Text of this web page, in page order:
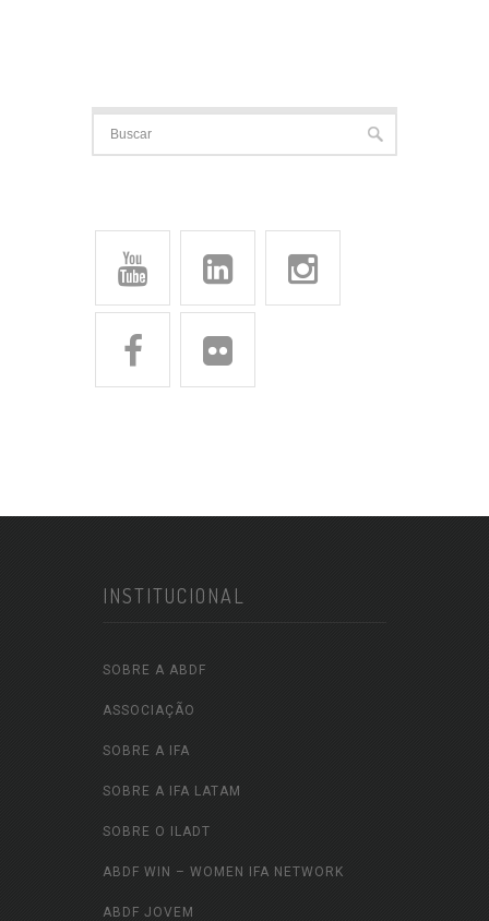
INSTITUCIONAL
SOBRE A ABDF
ASSOCIAÇÃO
SOBRE A IFA
SOBRE A IFA LATAM
SOBRE O ILADT
ABDF WIN – WOMEN IFA NETWORK
ABDF JOVEM